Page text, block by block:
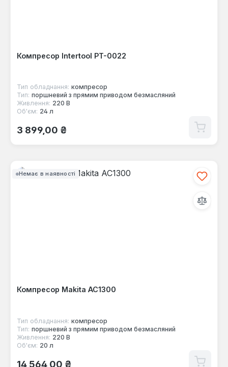
Компресор Intertool PT-0022
Тип обладнання: компресор
Тип: поршневий з прямим приводом безмасляний
Живлення: 220 В
Об'єм: 24 л
Звичайна ціна:
3 899,00 ₴
Немає в наявності
Компресор Makita AC1300
Тип обладнання: компресор
Тип: поршневий з прямим приводом безмасляний
Живлення: 220 В
Об'єм: 20 л
Звичайна ціна:
14 564,00 ₴